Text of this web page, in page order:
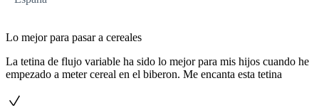
Lo mejor para pasar a cereales
La tetina de flujo variable ha sido lo mejor para mis hijos cuando he
empezado a meter cereal en el biberon. Me encanta esta tetina